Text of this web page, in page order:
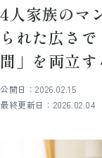
4人家族のマ
られた広さ
間」を両立
公開日：2026.02.15
最終更新日：2026.02.04